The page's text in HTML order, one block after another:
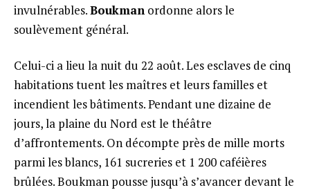
invulnérables.Boukman ordonne alors le
soulèvement général.
Celui-ci a lieu la nuit du 22 août. Les esclaves de cinq
habitations tuent les maîtres et leurs familles et
incendient les bâtiments. Pendant une dizaine de
jours, la plaine du Nord est le théâtre
d’affrontements. On décompte près de mille morts
parmi les blancs, 161 sucreries et 1 200 caféières
brûlées. Boukman pousse jusqu’à s’avancer devant le